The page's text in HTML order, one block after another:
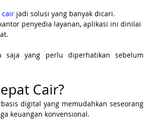
cair jadi solusi yang banyak dicari.
penyedia layanan, aplikasi ini dinilai
saja yang perlu diperhatikan sebelum
Cair?
digital yang memudahkan seseorang
keuangan konvensional.